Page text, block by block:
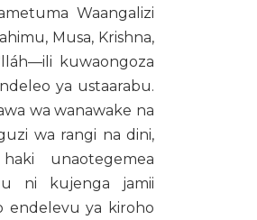
Waangalizi
Musa, Krishna,
kuwaongoza
ya ustaarabu.
wa wanawake na
wa rangi na dini,
unaotegemea
ni kujenga jamii
endelevu ya kiroho